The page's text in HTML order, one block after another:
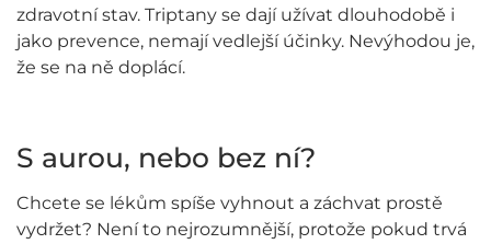
zdravotní stav. Triptany se dají užívat dlouhodobě i
jako prevence, nemají vedlejší účinky. Nevýhodou je,
že se na ně doplácí.
S aurou, nebo bez ní?
Chcete se lékům spíše vyhnout a záchvat prostě
vydržet? Není to nejrozumnější, protože pokud trvá